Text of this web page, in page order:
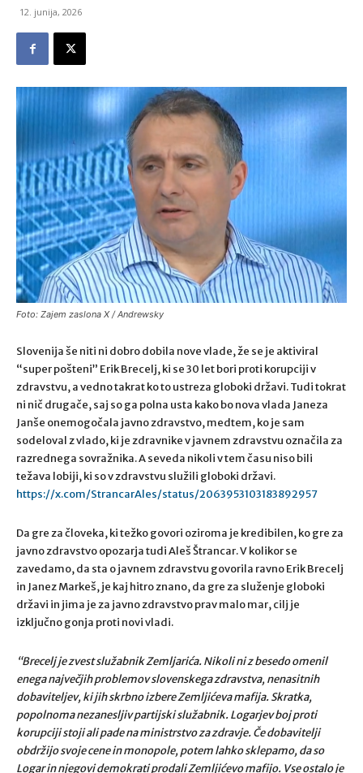
12. junija, 2026
Foto: Zajem zaslona X / Andrewsky
Slovenija še niti ni dobro dobila nove vlade, že se je aktiviral
“super pošteni” Erik Brecelj, ki se 30 let bori proti korupciji v
zdravstvu, a vedno takrat ko to ustreza globoki državi. Tudi tokrat
ni nič drugače, saj so ga polna usta kako bo nova vlada Janeza
Janše onemogočala javno zdravstvo, medtem, ko je sam
sodeloval z vlado, ki je zdravnike v javnem zdravstvu označila za
razrednega sovražnika. A seveda nikoli v tem času niso bili
težava lobiji, ki so v zdravstvu služili globoki državi.
https://x.com/StrancarAles/status/2063953103183892957
Da gre za človeka, ki težko govori oziroma je kredibilen, ko gre za
javno zdravstvo opozarja tudi Aleš Štrancar. V kolikor se
zavedamo, da sta o javnem zdravstvu govorila ravno Erik Brecelj
in Janez Markeš, je kaj hitro znano, da gre za služenje globoki
državi in jima je za javno zdravstvo prav malo mar, cilj je
izključno gonja proti novi vladi.
“Brecelj je zvest služabnik Zemljarića. Nikoli ni z besedo omenil
enega največjih problemov slovenskega zdravstva, nenasitnih
dobaviteljev, ki jih skrbno izbere Zemljićeva mafija. Skratka,
popolnoma nezanesljiv partijski služabnik. Logarjev boj proti
korupciji stoji ali pade na ministrstvo za zdravje. Če dobavitelji
obdržijo svoje cene in monopole, potem lahko sklepamo, da so
Logar in njegovi demokrati prodali Zemljićevo mafijo. Vse ostalo je